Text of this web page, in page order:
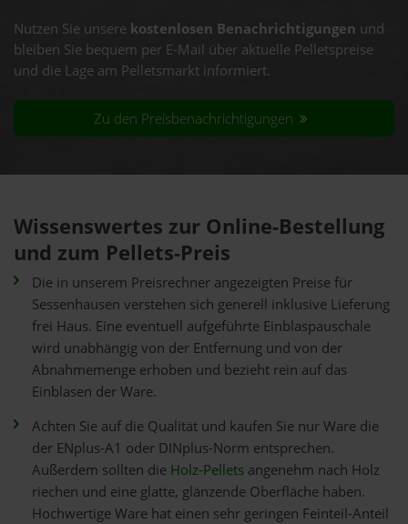
Nutzen Sie unsere kostenlosen Benachrichtigungen und
bleiben Sie bequem per E-Mail über aktuelle Pelletspreise
und die Lage am Pelletsmarkt informiert.
Zu den Preisbenachrichtigungen
Wissenswertes zur Online-Bestellung
und zum Pellets-Preis
Die in unserem Preisrechner angezeigten Preise für
Sessenhausen verstehen sich generell inklusive Lieferung
frei Haus. Eine eventuell aufgeführte Einblaspauschale
wird unabhängig von der Entfernung und von der
Abnahmemenge erhoben und bezieht rein auf das
Einblasen der Ware.
Achten Sie auf die Qualität und kaufen Sie nur Ware die
der ENplus-A1 oder DINplus-Norm entsprechen.
Außerdem sollten die Holz-Pellets angenehm nach Holz
riechen und eine glatte, glänzende Oberfläche haben.
Hochwertige Ware hat einen sehr geringen Feinteil-Anteil